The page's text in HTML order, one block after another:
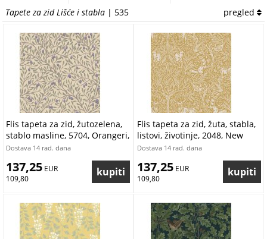
Narančasta
Ružičasta
Siva
Smeđa
Srebrna
Tirkizna
Vina
Zelena
Zlatna
Žuta
Lišće i stabla
Ornament
Priroda
Pruge a linije
Teksture, jednobojne
Životinje
Tapete za zid Lišće i stabla | 535 pregled
Flis tapeta za zid, žutozelena,
stablo masline, 5704, Orangeri,
Borastapeter | Ljepilo Gratis
Dostava 14 rad. dana
137,25 EUR
109,80
Flis tapeta za zid, žuta, stabla,
listovi, životinje, 2048, New
Heritage, Borastapeter |
Dostava 14 rad. dana
137,25 EUR
109,80